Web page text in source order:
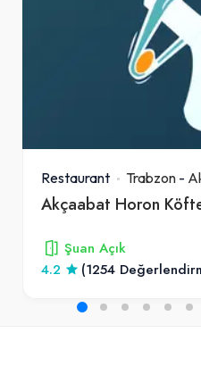
Restaurant Trabzon -
Akçaabat Horon
Şuan Açık
4.2
(1254